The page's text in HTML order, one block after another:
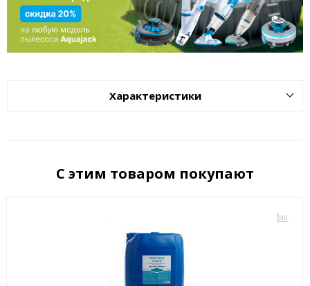
Характеристики
С этим товаром покупают